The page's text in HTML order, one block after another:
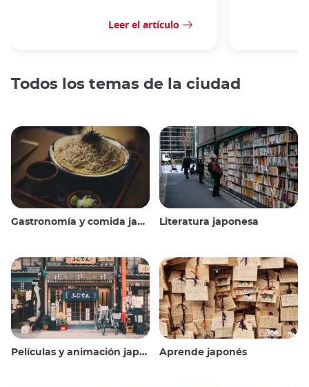
Leer el artículo
Todos los temas de la ciudad
Gastronomía y comida japonesas Literatura japonesa
Películas y animación japonesas Aprende japonés